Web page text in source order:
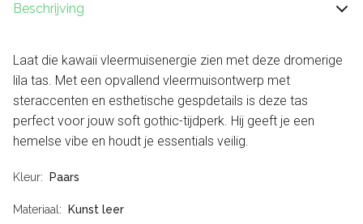
Beschrijving
Laat die kawaii vleermuisenergie zien met deze dromerige
lila tas. Met een opvallend vleermuisontwerp met
steraccenten en esthetische gespdetails is deze tas
perfect voor jouw soft gothic-tijdperk. Hij geeft je een
hemelse vibe en houdt je essentials veilig.
Kleur Paars
Materiaal Kunst leer